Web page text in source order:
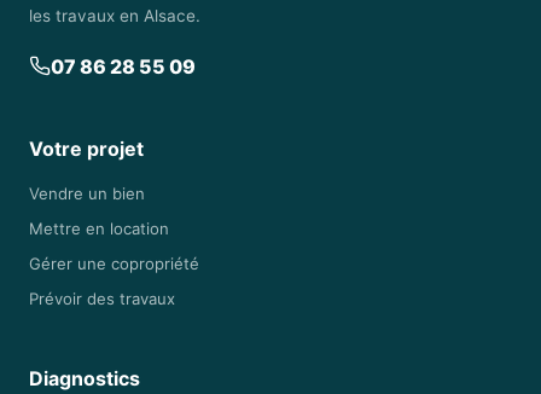
les travaux en Alsace.
07 86 28 55 09
Votre projet
Vendre un bien
Mettre en location
Gérer une copropriété
Prévoir des travaux
Diagnostics